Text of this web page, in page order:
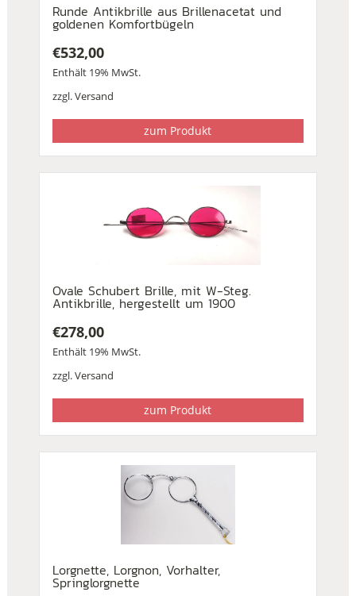
Runde Antikbrille aus Brillenacetat und
goldenen Komfortbügeln
€532,00
Enthält 19% MwSt.
zzgl.Versand
zum Produkt
Ovale Schubert Brille, mit W-Steg.
Antikbrille, hergestellt um 1900
€278,00
Enthält 19% MwSt.
zzgl.Versand
zum Produkt
Lorgnette, Lorgnon, Vorhalter,
Springlorgnette